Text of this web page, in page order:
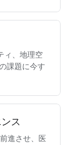
ィ、地理空
課題に今す
ス
進させ、医